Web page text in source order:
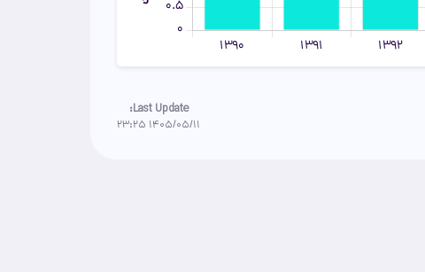
Last Update:
1405/05/11 23:25